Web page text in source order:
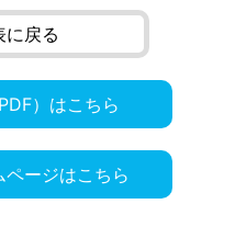
に戻る
）はこちら
ページはこちら